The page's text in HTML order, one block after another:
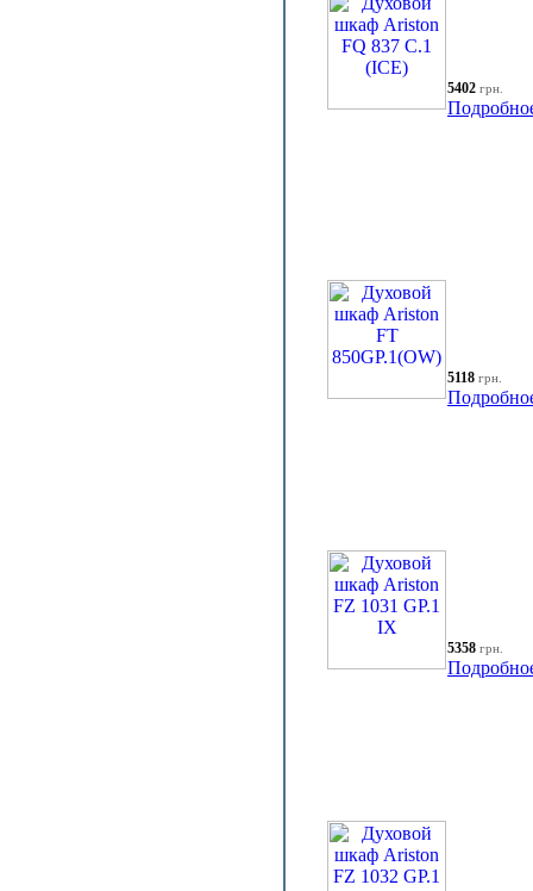
5402 грн.
5118 грн.
5358 грн.